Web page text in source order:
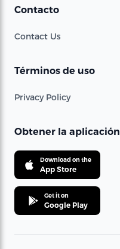
Contacto
Contact Us
Términos de uso
Privacy Policy
Obtener la aplicación
Download on the
App Store
Get it on
Google Play